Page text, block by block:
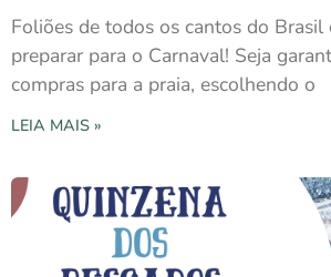
Foliões de todos os cantos do Brasil
preparar para o Carnaval! Seja
compras para a praia, escolhendo o
LEIA MAIS »